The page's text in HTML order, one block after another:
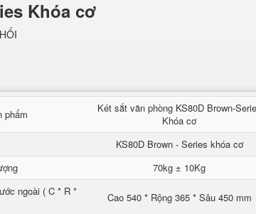
Khóa cơ
phẩm
Két sắt văn phòng KS80D Brown-
Khóa cơ
KS80D Brown - Series khóa cơ
70kg ± 10Kg
ngoài ( C * R *
Cao 540 * Rộng 365 * Sâu 450 mm